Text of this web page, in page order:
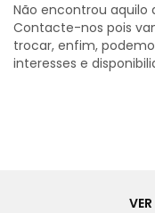
Não encontrou aquilo
Contacte-nos pois
trocar, enfim,
interesses e